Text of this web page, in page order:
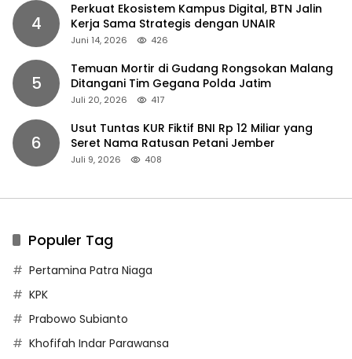
4
Perkuat Ekosistem Kampus Digital, BTN Jalin
Kerja Sama Strategis dengan UNAIR
Juni 14, 2026 426
5
Temuan Mortir di Gudang Rongsokan Malang
Ditangani Tim Gegana Polda Jatim
Juli 20, 2026 417
6
Usut Tuntas KUR Fiktif BNI Rp 12 Miliar yang
Seret Nama Ratusan Petani Jember
Juli 9, 2026 408
Populer Tag
Pertamina Patra Niaga
KPK
Prabowo Subianto
Khofifah Indar Parawansa